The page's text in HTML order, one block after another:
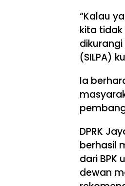
“Kalau
kita tidak
(SILPA)
Ia
DPRK
berhasil
dari BPK
dewan